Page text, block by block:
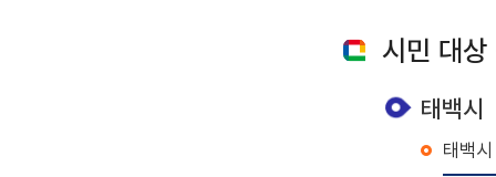
시민 대
태백시
태백